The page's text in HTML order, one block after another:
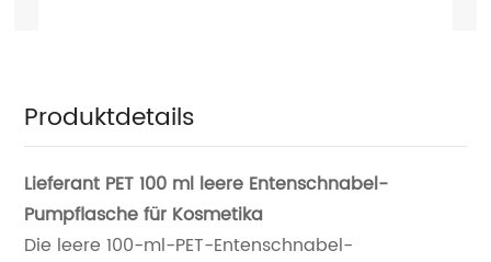
Produktdetails
Lieferant PET 100 ml leere Entenschnabel-
Pumpflasche für Kosmetika
Die leere 100-ml-PET-Entenschnabel-